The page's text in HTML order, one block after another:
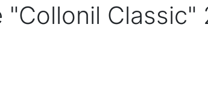
Classic"